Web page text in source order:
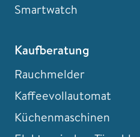
Smartwatch
Kaufberatung
Rauchmelder
Kaffeevollautomat
Küchenmaschinen